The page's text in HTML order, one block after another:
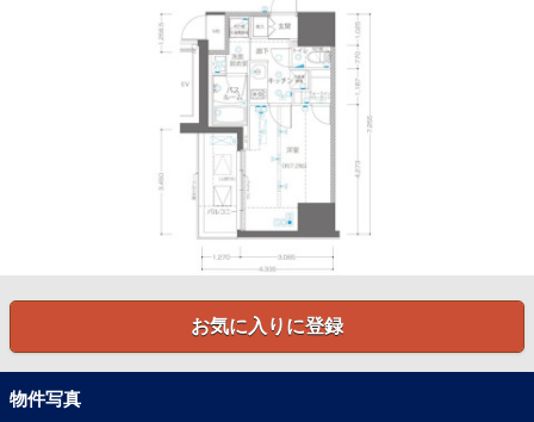
お気に入りに登録
物件写真